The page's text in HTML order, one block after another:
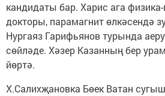
кандидаты бар. Харис ага
докторы, парамагнит өлкәсендә
Нургаяз Гарифь­янов турында
сөйләде. Хәзер Казанның бер
йөртә.
Х.Салихҗановка Бөек Ватан